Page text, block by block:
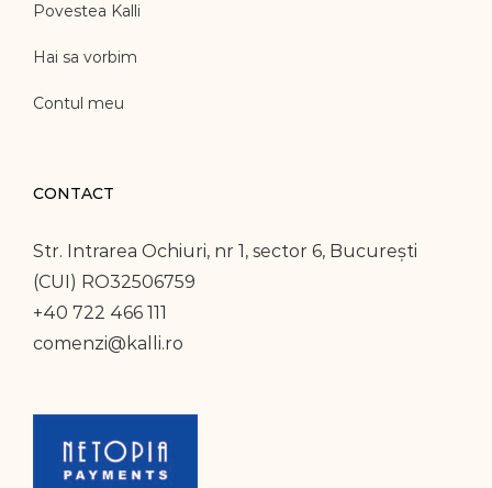
Povestea Kalli
Hai sa vorbim
Contul meu
CONTACT
Str. Intrarea Ochiuri, nr 1, sector 6, București
(CUI) RO32506759
+40 722 466 111
comenzi@kalli.ro